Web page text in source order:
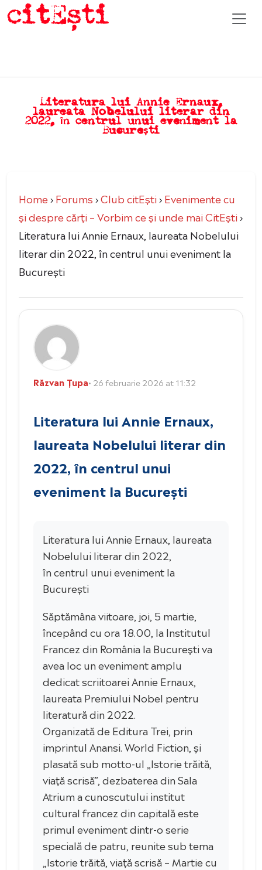
Literatura lui Annie Ernaux,
laureata Nobelului literar din
2022, în centrul unui eveniment la
București
Home›Forums›Club citEști›Evenimente cu
şi despre cărți – Vorbim ce şi unde mai CitEşti›
Literatura lui Annie Ernaux, laureata Nobelului
literar din 2022, în centrul unui eveniment la
București
Răzvan Țupa• 26 februarie 2026 at 11:32
Literatura lui Annie Ernaux,
laureata Nobelului literar din
2022, în centrul unui
eveniment la București
Literatura lui Annie Ernaux, laureata
Nobelului literar din 2022,
în centrul unui eveniment la
București
Săptămâna viitoare, joi, 5 martie,
începând cu ora 18.00, la Institutul
Francez din România la București va
avea loc un eveniment amplu
dedicat scriitoarei Annie Ernaux,
laureata Premiului Nobel pentru
literatură din 2022.
Organizată de Editura Trei, prin
imprintul Anansi. World Fiction, și
plasată sub motto-ul „Istorie trăită,
viață scrisă”, dezbaterea din Sala
Atrium a cunoscutului institut
cultural francez din capitală este
primul eveniment dintr-o serie
specială de patru, reunite sub tema
„Istorie trăită, viață scrisă – Martie cu